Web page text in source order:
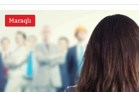
Maraqlı